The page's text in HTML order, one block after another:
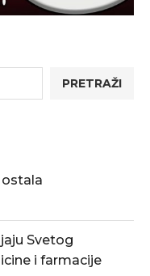
PRETRAŽI
ostala
Svetog
i farmacije